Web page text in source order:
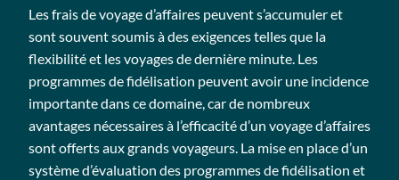
Les frais de voyage d’affaires peuvent s’accumuler et
sont souvent soumis à des exigences telles que la
flexibilité et les voyages de dernière minute. Les
programmes de fidélisation peuvent avoir une incidence
importante dans ce domaine, car de nombreux
avantages nécessaires à l’efficacité d’un voyage d’affaires
sont offerts aux grands voyageurs. La mise en place d’un
système d’évaluation des programmes de fidélisation et